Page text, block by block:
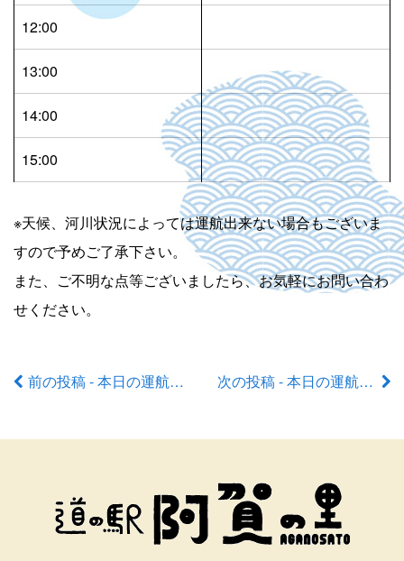
12:00
13:00
14:00
15:00
※天候、河川状況によっては運航出来ない場合もございま
すので予めご了承下さい。
また、ご不明な点等ございましたら、お気軽にお問い合わ
せください。
前前の投稿 - 本日の運航状況 次の投稿 - 本日の運航状況